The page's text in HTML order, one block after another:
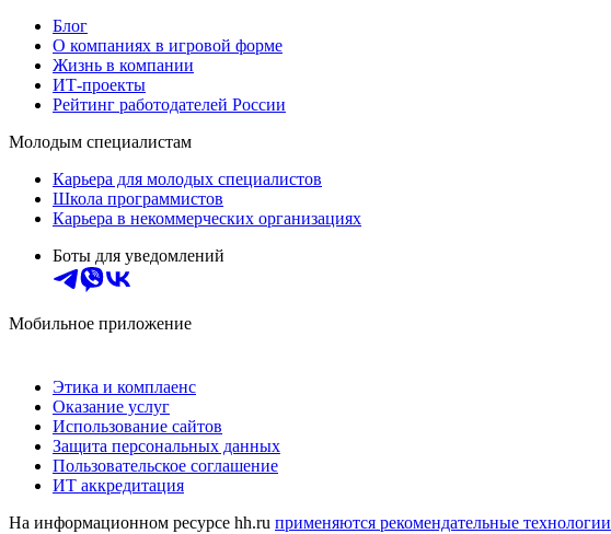
Блог
О компаниях в игровой форме
Жизнь в компании
ИТ-проекты
Рейтинг работодателей России
Молодым специалистам
Карьера для молодых специалистов
Школа программистов
Карьера в некоммерческих организациях
Боты для уведомлений
Мобильное приложение
Этика и комплаенс
Оказание услуг
Использование сайтов
Защита персональных данных
Пользовательское соглашение
ИТ аккредитация
На информационном ресурсе hh.ru применяются рекомендательные технологии